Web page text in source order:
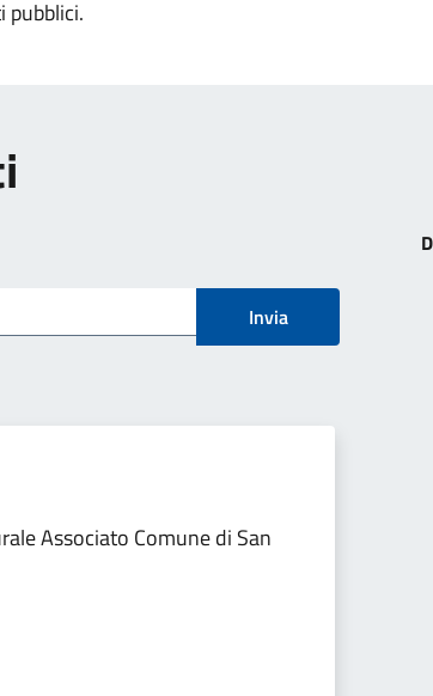
pubblici.
Invia
Associato Comune di San